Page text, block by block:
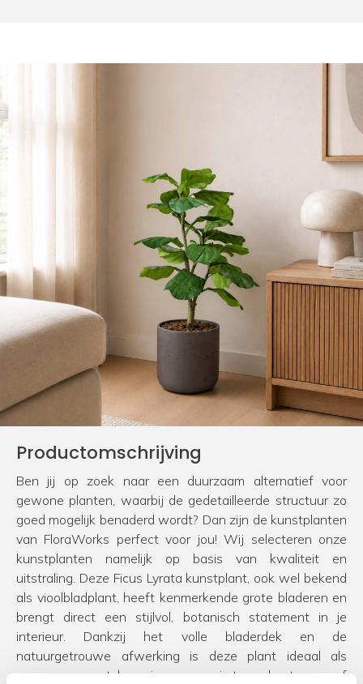
Productomschrijving
Ben jij op zoek naar een duurzaam alternatief voor
gewone planten, waarbij de gedetailleerde structuur zo
goed mogelijk benaderd wordt? Dan zijn de kunstplanten
van FloraWorks perfect voor jou! Wij selecteren onze
kunstplanten namelijk op basis van kwaliteit en
uitstraling. Deze Ficus Lyrata kunstplant, ook wel bekend
als vioolbladplant, heeft kenmerkende grote bladeren en
brengt direct een stijlvol, botanisch statement in je
interieur. Dankzij het volle bladerdek en de
natuurgetrouwe afwerking is deze plant ideaal als
groene eyecatcher in woonruimtes, kantoren of